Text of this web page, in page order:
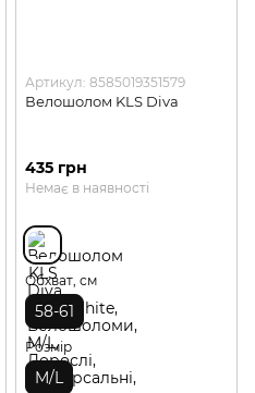
Артикул: 8585019351579
Велошолом KLS Diva
435 грн
Немає в наявності
Обхват, см
58-61
Розмір
M/L